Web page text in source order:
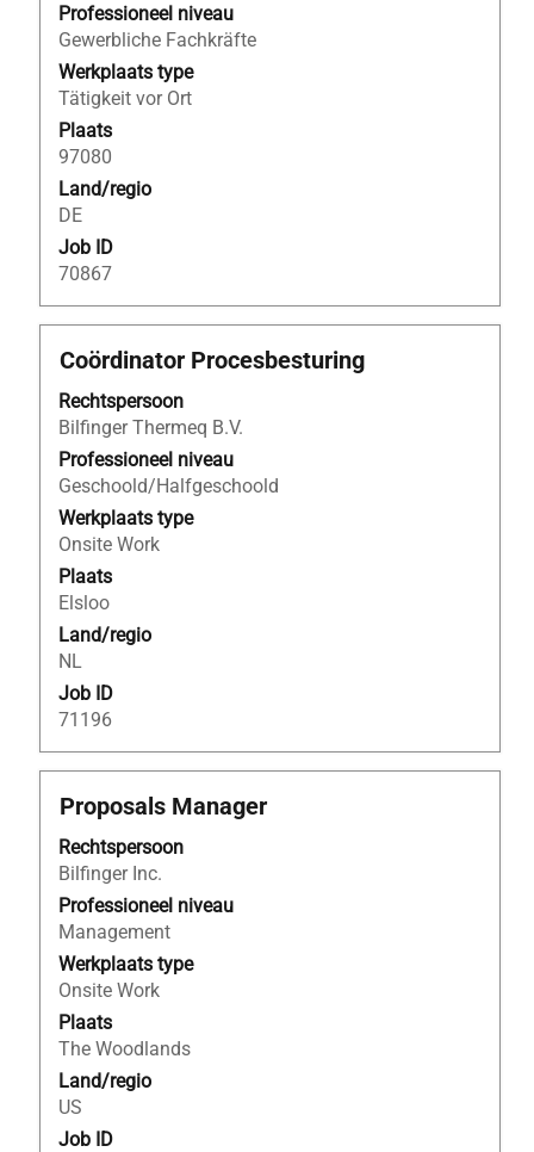
Professioneel niveau
Gewerbliche Fachkräfte
Werkplaats type
Tätigkeit vor Ort
Plaats
97080
Land/regio
DE
Job ID
70867
volledige
inhoud
van
de
functiegegevens
weer
te
geven.
Titel
Coördinator Procesbesturing
Rechtspersoon
Bilfinger Thermeq B.V.
Professioneel niveau
Geschoold/Halfgeschoold
Werkplaats type
Onsite Work
Plaats
Elsloo
Land/regio
NL
Job ID
71196
Selecteer
spatiebalk
om
de
volledige
inhoud
van
de
functiegegevens
weer
te
geven.
Titel
Proposals Manager
Rechtspersoon
Bilfinger Inc.
Professioneel niveau
Management
Werkplaats type
Onsite Work
Plaats
The Woodlands
Land/regio
US
Job ID
Selecteer
spatiebalk
om
de
volledige
inhoud
van
de
functiegegevens
weer
te
geven.